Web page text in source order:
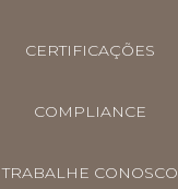
CERTIFICAÇÕES
COMPLIANCE
TRABALHE CONOSCO